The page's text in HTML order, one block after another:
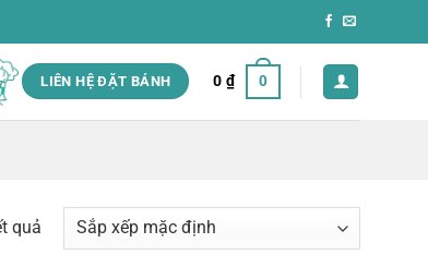
LIÊN HỆ ĐẶT BÁNH 0 ₫ 0
quả